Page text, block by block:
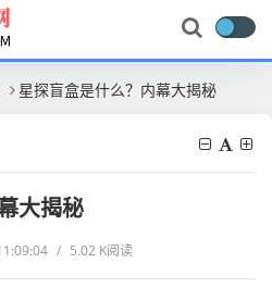
星探盲盒是什么？内幕大揭秘
大揭秘
/ 5.02 K阅读